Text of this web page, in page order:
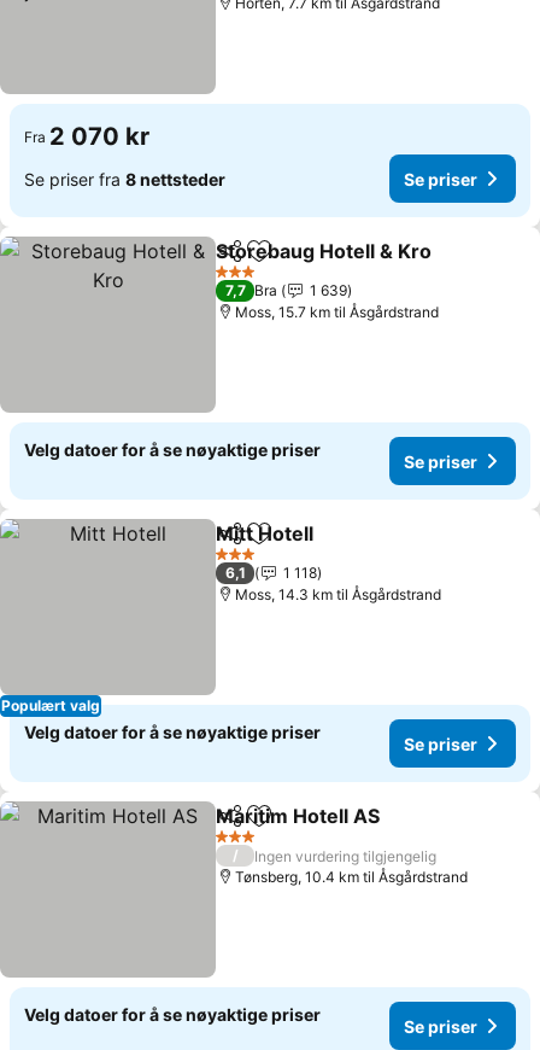
Fra 2 070 kr
Se priser fra 8 nettsteder Se priser
Del Legg til i favoritter
Storebaug Hotell & Kro
3 Stjerner
7,7 Bra
1 639
Moss, 15.7 km til Åsgårdstrand
Velg datoer for å se nøyaktige priser
Se priser
Populært valg
Del Legg til i favoritter
Mitt Hotell
3 Stjerner
6,1
1 118
Moss, 14.3 km til Åsgårdstrand
Velg datoer for å se nøyaktige priser
Se priser
Del Legg til i favoritter
Maritim Hotell AS
3 Stjerner
/
Ingen vurdering tilgjengelig
Tønsberg, 10.4 km til Åsgårdstrand
Velg datoer for å se nøyaktige priser
Se priser